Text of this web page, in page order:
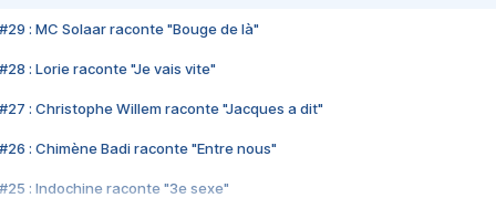
#29 : MC Solaar raconte "Bouge de là"
#28 : Lorie raconte "Je vais vite"
#27 : Christophe Willem raconte "Jacques a dit"
#26 : Chimène Badi raconte "Entre nous"
#25 : Indochine raconte "3e sexe"